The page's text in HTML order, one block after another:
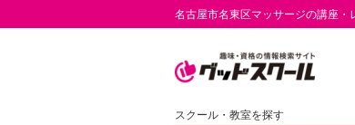
名古屋市名東区マッサージの講座・
スクール・教室を探す